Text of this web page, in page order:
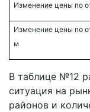
Изменение цены по
Изменение цены по
м
В таблице №12
ситуация на
районов и